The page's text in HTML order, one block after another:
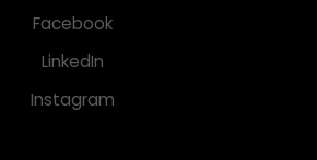
Facebook
LinkedIn
Instagram